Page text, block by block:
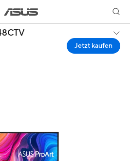
Jetzt kaufen